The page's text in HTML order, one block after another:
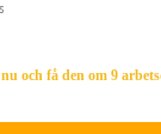
och få den om 9